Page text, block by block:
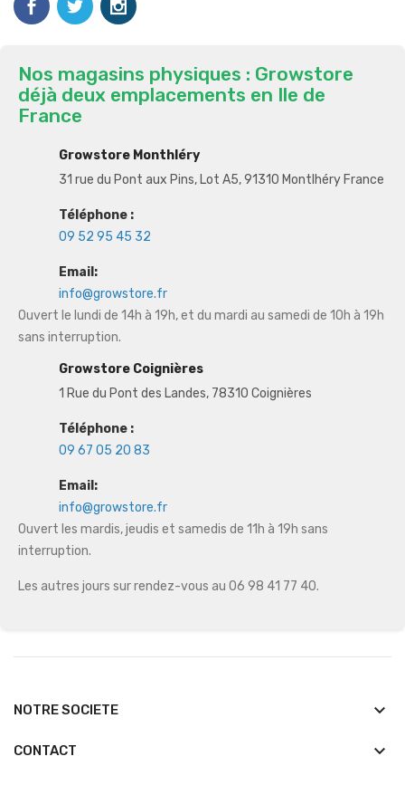
Nos magasins physiques : Growstore
déjà deux emplacements en Ile de
France
Growstore Monthléry
31 rue du Pont aux Pins, Lot A5, 91310 Montlhéry France
Téléphone :
09 52 95 45 32
Email:
info@growstore.fr
Ouvert le lundi de 14h à 19h, et du mardi au samedi de 10h à 19h
sans interruption.
Growstore Coignières
1 Rue du Pont des Landes, 78310 Coignières
Téléphone :
09 67 05 20 83
Email:
info@growstore.fr
Ouvert les mardis, jeudis et samedis de 11h à 19h sans
interruption.
Les autres jours sur rendez-vous au 06 98 41 77 40.
NOTRE SOCIETE keyboard_arrow_down
CONTACT keyboard_arrow_down